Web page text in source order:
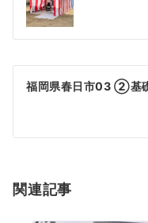
稿
ナ
ビ
ー
ョ
福岡県春日市03 ②基
関連記事